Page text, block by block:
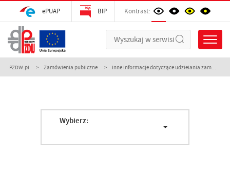
ePUAP BIP Kontrast:
PZDW.pl Zamówienia publiczne Inne informacje dotyczące udzielania zam...
Wybierz: